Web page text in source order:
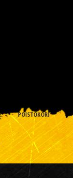
POISTOKORI